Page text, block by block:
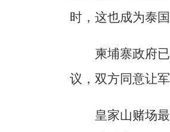
时，这也成为泰
柬埔寨政府
议，双方同意让
皇家山赌场